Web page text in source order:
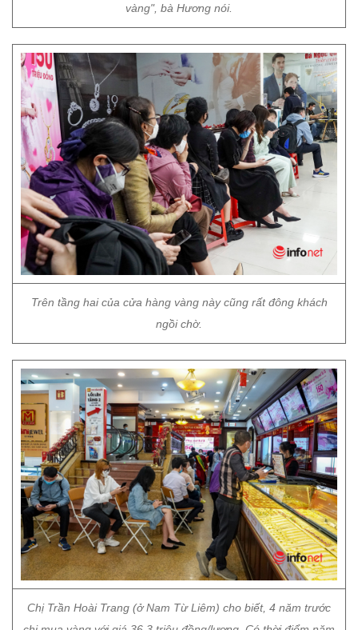
vàng", bà Hương nói.
Trên tầng hai của cửa hàng vàng này cũng rất đông khách
ngồi chờ.
Chị Trần Hoài Trang (ở Nam Từ Liêm) cho biết, 4 năm trước